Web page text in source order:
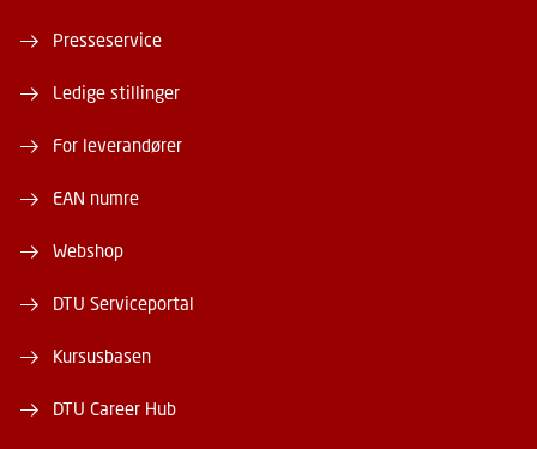
Presseservice
Ledige stillinger
For leverandører
EAN numre
Webshop
DTU Serviceportal
Kursusbasen
DTU Career Hub